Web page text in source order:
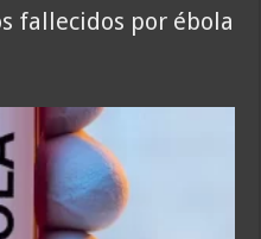
fallecidos por ébola